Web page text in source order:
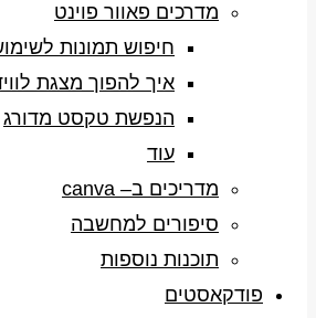
מדרכים פאוור פוינט
חיפוש תמונות
איך להפוך מצגת
הנפשת טקסט מדורג
עוד
מדריכים ב– canva
סיפורים למחשבה
תוכנות נוספות
פודקאסטים